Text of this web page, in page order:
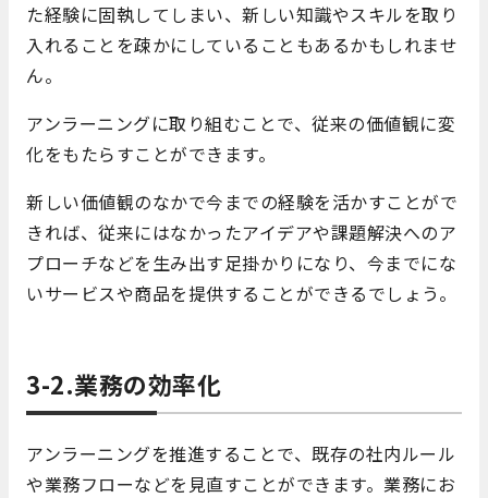
た経験に固執してしまい、新しい知識やスキルを取り
入れることを疎かにしていることもあるかもしれませ
ん。
アンラーニングに取り組むことで、従来の価値観に変
化をもたらすことができます。
新しい価値観のなかで今までの経験を活かすことがで
きれば、 従来にはなかったアイデアや課題解決へのア
プローチなどを生み出す足掛かりになり、 今までにな
いサービスや商品を提供することができるでしょう。
3-2.業務の効率化
アンラーニングを推進することで、既存の社内ルール
や業務フローなどを見直すことができます。業務にお